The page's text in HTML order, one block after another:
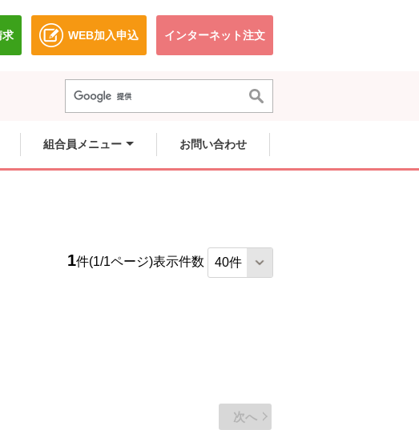
求ィンドウで開きます。
WEB加入申込
別のウィンドウで開きます。
インターネット注文別のウィンドウで開きます。
組合員メニュー お問い合わせ
1件(1/1ページ)表示件数
次へ